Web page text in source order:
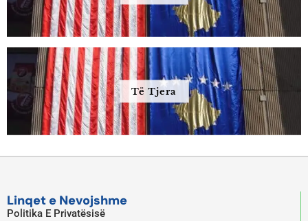
Të Tjera
Linqet e Nevojshme
Politika E Privatësisë